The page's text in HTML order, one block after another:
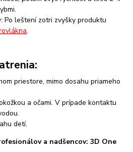
Po leštení zotri zvyšky produktu
.
priestore, mimo dosahu priameho
a očami. V prípade kontaktu
detí.
a nadšencov: 3D One